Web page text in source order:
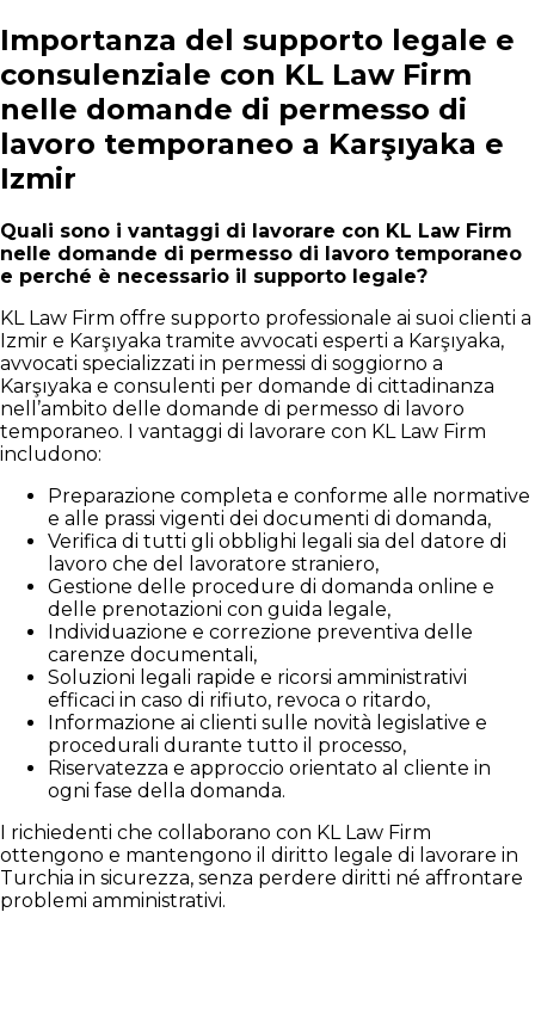
Importanza del supporto legale e
consulenziale con KL Law Firm
nelle domande di permesso di
lavoro temporaneo a Karşıyaka e
Izmir
Quali sono i vantaggi di lavorare con KL Law Firm
nelle domande di permesso di lavoro temporaneo
e perché è necessario il supporto legale?
KL Law Firm offre supporto professionale ai suoi clienti a
Izmir e Karşıyaka tramite avvocati esperti a Karşıyaka,
avvocati specializzati in permessi di soggiorno a
Karşıyaka e consulenti per domande di cittadinanza
nell’ambito delle domande di permesso di lavoro
temporaneo. I vantaggi di lavorare con KL Law Firm
includono:
Preparazione completa e conforme alle normative
e alle prassi vigenti dei documenti di domanda,
Verifica di tutti gli obblighi legali sia del datore di
lavoro che del lavoratore straniero,
Gestione delle procedure di domanda online e
delle prenotazioni con guida legale,
Individuazione e correzione preventiva delle
carenze documentali,
Soluzioni legali rapide e ricorsi amministrativi
efficaci in caso di rifiuto, revoca o ritardo,
Informazione ai clienti sulle novità legislative e
procedurali durante tutto il processo,
Riservatezza e approccio orientato al cliente in
ogni fase della domanda.
I richiedenti che collaborano con KL Law Firm
ottengono e mantengono il diritto legale di lavorare in
Turchia in sicurezza, senza perdere diritti né affrontare
problemi amministrativi.